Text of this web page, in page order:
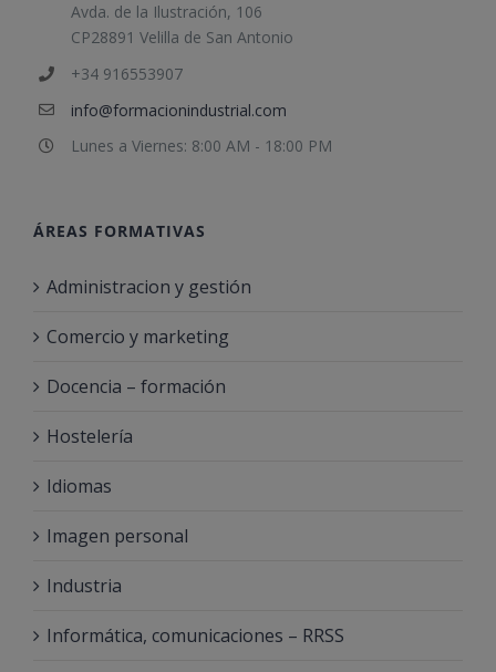
Avda. de la Ilustración, 106
CP28891 Velilla de San Antonio
+34 916553907
info@formacionindustrial.com
Lunes a Viernes: 8:00 AM - 18:00 PM
ÁREAS FORMATIVAS
Administracion y gestión
Comercio y marketing
Docencia – formación
Hostelería
Idiomas
Imagen personal
Industria
Informática, comunicaciones – RRSS